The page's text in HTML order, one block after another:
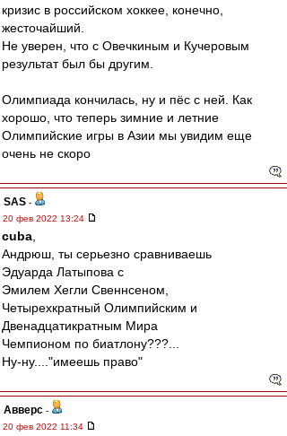
кризис в российском хоккее, конечно,
жесточайший.
Не уверен, что с Овечкиным и Кучеровым
результат был бы другим.
Олимпиада кончилась, ну и пёс с ней. Как
хорошо, что теперь зимние и летние
Олимпийские игры в Азии мы увидим еще
очень не скоро
SAS -
20 фев 2022 13:24
cuba
Андрюш, ты серьезно сравниваешь
Эдуарда Латыпова с
Эмилем Хегли Свеннсеном,
Четырехкратный Олимпийским и
Двенадцатикратным Мира
Чемпионом по биатлону???...
Ну-ну...."имеешь право"
Авверс -
20 фев 2022 11:34